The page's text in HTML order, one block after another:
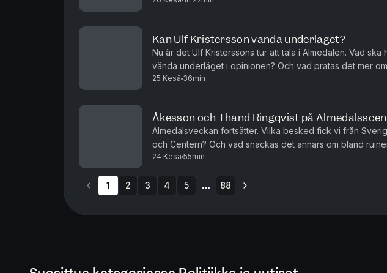
Kan Ulf Kristersson vända underläget?
Nu är det Ulf Kristerssons tur att tala i Almedalen. Vad ska
vända underläget i opinionen? Och vad pratas det mer
vänstern bli segerviss? Andreas Ericson diskuterar...
25 Kesä 36min
Åkesson och Thand Ringqvist på
Almedalsveckan fortsätter. Vilka besked fick vi från
och Centern? Och vad snackas det annars om bland
Andreas Ericson gästas av Fredrik Johansson, krönikör på
24 Kesä 55min
1 2 3 4 5 88